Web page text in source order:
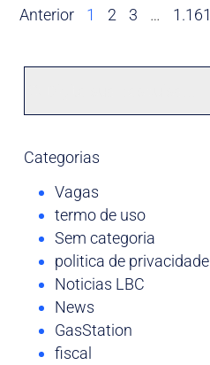
Anterior 1 2 3 … 1.161
Categorias
Vagas
termo de uso
Sem categoria
politica de privacidade
Noticias LBC
News
GasStation
fiscal